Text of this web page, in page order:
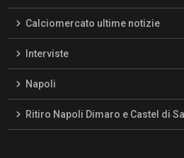
Calciomercato ultime notizie
Interviste
Napoli
Ritiro Napoli Dimaro e Castel di